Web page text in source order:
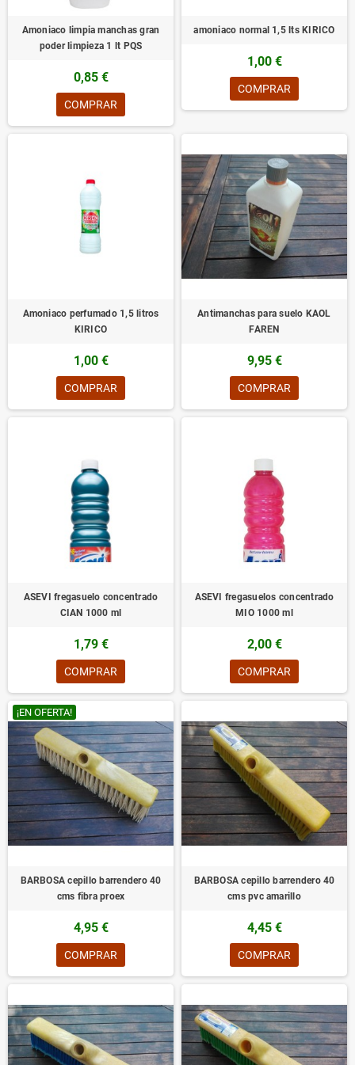
Amoniaco limpia manchas gran
poder limpieza 1 lt PQS
0,85 €
COMPRAR
amoniaco normal 1,5 lts KIRICO
1,00 €
COMPRAR
Amoniaco perfumado 1,5 litros
KIRICO
1,00 €
COMPRAR
Antimanchas para suelo KAOL
FAREN
9,95 €
COMPRAR
ASEVI fregasuelo concentrado
CIAN 1000 ml
1,79 €
COMPRAR
ASEVI fregasuelos concentrado
MIO 1000 ml
2,00 €
COMPRAR
¡EN OFERTA!
BARBOSA cepillo barrendero 40
cms fibra proex
4,95 €
COMPRAR
BARBOSA cepillo barrendero 40
cms pvc amarillo
4,45 €
COMPRAR